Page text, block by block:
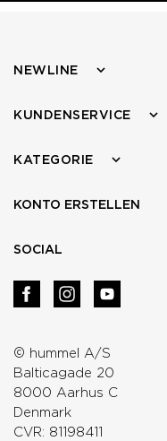
© hummel A/S
Balticagade 20
8000 Aarhus C
Denmark
CVR: 81198411
NEWLINE
KUNDENSERVICE
KATEGORIE
KONTO ERSTELLEN
SOCIAL